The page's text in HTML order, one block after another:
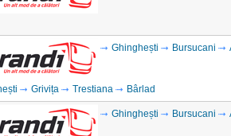
Ghinghești Bursucani
Grivița Trestiana Bârlad
Ghinghești Bursucani